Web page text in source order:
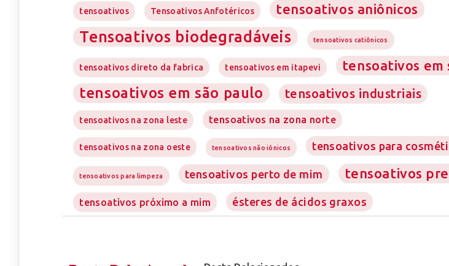
tensoativos Tensoativos Anfotéricos tensoativos aniônicos
Tensoativos biodegradáveis tensoativos catiônicos
tensoativos direto da fabrica tensoativos em itapevi tensoativos em
tensoativos em são paulo tensoativos industriais
tensoativos na zona leste tensoativos na zona norte
tensoativos na zona oeste tensoativos não iônicos tensoativos para
tensoativos para limpeza tensoativos perto de mim tensoativos
tensoativos próximo a mim ésteres de ácidos graxos